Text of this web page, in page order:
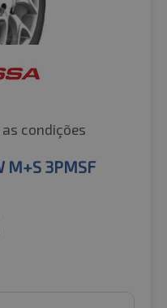
condições
M+S 3PMSF